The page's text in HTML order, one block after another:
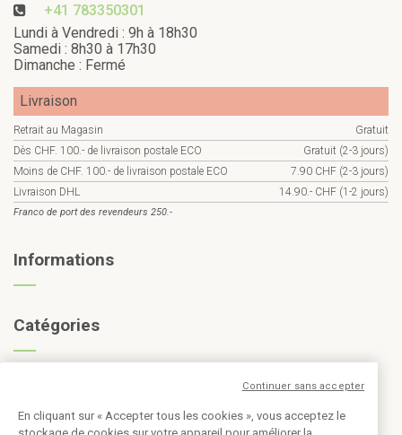
+41 783350301
Lundi à Vendredi : 9h à 18h30
Samedi : 8h30 à 17h30
Dimanche : Fermé
Livraison
Retrait au Magasin
Gratuit
Dès CHF. 100.- de livraison postale ECO
Gratuit (2-3 jours)
Moins de CHF. 100.- de livraison postale ECO
7.90 CHF (2-3 jours)
Livraison DHL
14.90.- CHF (1-2 jours)
Franco de port des revendeurs 250.-
Informations
Catégories
En cliquant sur « Accepter tous les cookies », vous acceptez le
Continuer sans accepter